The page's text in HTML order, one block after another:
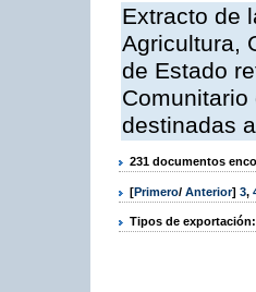
Extracto de
Agricultura,
de Estado
destinadas
231 documentos
[Primero/ Anterior] 3,
Tipos de exportación: